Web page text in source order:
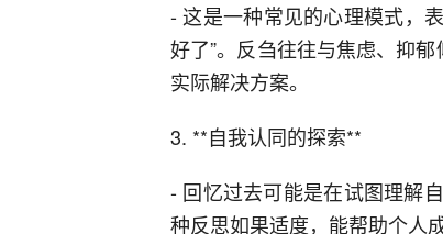
- 这是一种常见的心理模式，
好了”。反刍往往与焦虑、抑
实际解决方案。
3. **自我认同的探索**
- 回忆过去可能是在试图理解
种反思如果适度，能帮助个人